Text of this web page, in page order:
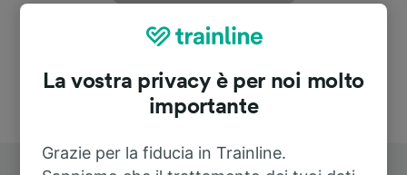
La vostra privacy è per noi molto
importante
Grazie per la fiducia in Trainline.